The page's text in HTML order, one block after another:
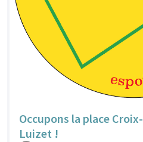
Occupons la place Croix-
Luizet !